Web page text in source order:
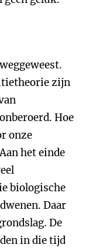
zijn
Hoe
onze
het einde
biologische
Daar
De
in die tijd